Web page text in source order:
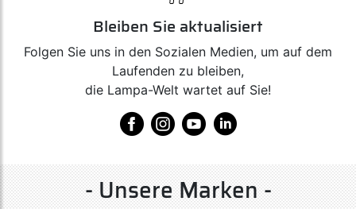
Bleiben Sie aktualisiert
Folgen Sie uns in den Sozialen Medien, um auf dem
Laufenden zu bleiben,
die Lampa-Welt wartet auf Sie!
- Unsere Marken -